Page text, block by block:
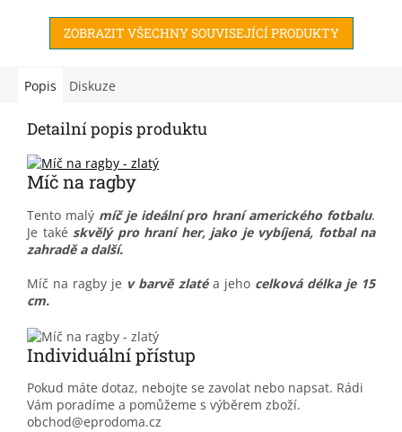
ZOBRAZIT VŠECHNY SOUVISEJÍCÍ PRODUKTY
Popis Diskuze
Detailní popis produktu
Míč na ragby
Tento malý míč je ideální pro hraní amerického fotbalu.
Je také skvělý pro hraní her, jako je vybíjená, fotbal na
zahradě a další.
Míč na ragby je v barvě zlatéa jeho celková délka je 15
cm.
Individuální přístup
Pokud máte dotaz, nebojte se zavolat nebo napsat. Rádi
Vám poradíme a pomůžeme s výběrem zboží.
obchod@eprodoma.cz